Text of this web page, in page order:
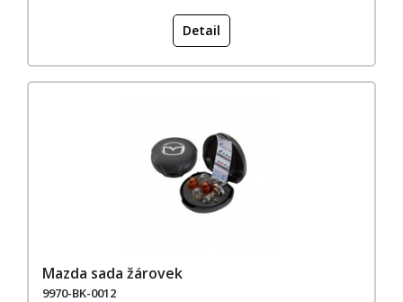
Detail
Mazda sada žárovek
9970-BK-0012